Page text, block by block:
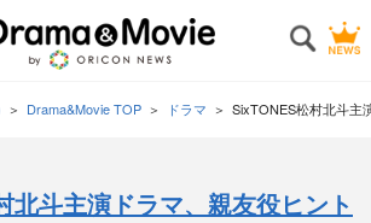
Drama&Movie TOP ドラマ SixTONES松村北斗主
北斗主演ドラマ、親友役ヒント